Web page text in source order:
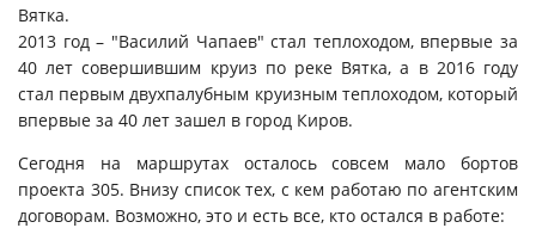
Вятка.
2013 год – "Василий Чапаев" стал теплоходом, впервые за
40 лет совершившим круиз по реке Вятка, а в 2016 году
стал первым двухпалубным круизным теплоходом, который
впервые за 40 лет зашел в город Киров.
Сегодня на маршрутах осталось совсем мало бортов
проекта 305. Внизу список тех, с кем работаю по агентским
договорам. Возможно, это и есть все, кто остался в работе: